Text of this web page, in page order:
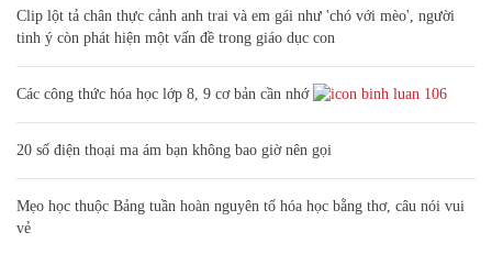
Clip lột tả chân thực cảnh anh trai và em gái như 'chó với mèo', người
tinh ý còn phát hiện một vấn đề trong giáo dục con
Các công thức hóa học lớp 8, 9 cơ bản cần nhớ 106
20 số điện thoại ma ám bạn không bao giờ nên gọi
Mẹo học thuộc Bảng tuần hoàn nguyên tố hóa học bằng thơ, câu nói vui
vẻ